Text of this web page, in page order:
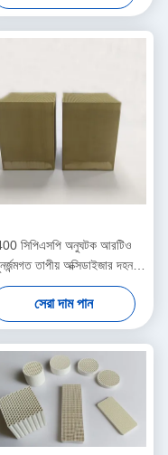
সিপিএসপি অনুঘটক আরটিও
তাপীয় অক্সিডাইজার দহন
চিকিত্সা ছোট ফ্লো
সেরা দাম পান